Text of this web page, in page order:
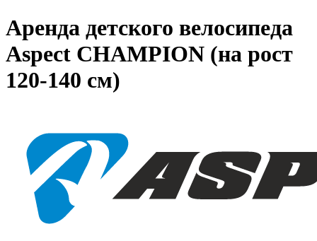
Аренда детского велосипеда
Aspect CHAMPION (на рост
120-140 см)